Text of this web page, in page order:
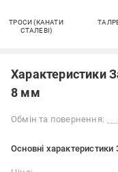
ТРОСИ (КАНАТИ
СТАЛЕВІ)
Характеристики
8 мм
Обмін та повернення:
Основні